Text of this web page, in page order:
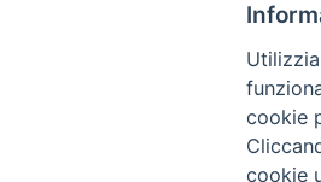
Copyright © 2019 - Tutti
cookie
cookie